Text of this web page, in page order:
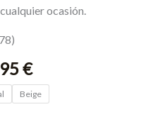
ocasión.
€
Beige